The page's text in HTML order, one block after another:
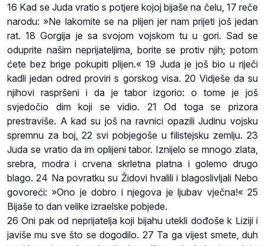
16 Kad se Juda vratio s potjere kojoj bijaše na čelu, 17 reče
narodu: »Ne lakomite se na plijen jer nam prijeti još jedan
rat. 18 Gorgija je sa svojom vojskom tu u gori. Sad se
oduprite našim neprijateljima, borite se protiv njih; potom
ćete bez brige pokupiti plijen.« 19 Juda je još bio u riječi
kadli jedan odred proviri s gorskog visa. 20 Vidješe da su
njihovi raspršeni i da je tabor izgorio: o tome je još
svjedočio dim koji se vidio. 21 Od toga se prizora
prestraviše. A kad su još na ravnici opazili Judinu vojsku
spremnu za boj, 22 svi pobjegoše u filistejsku zemlju. 23
Juda se vratio da im oplijeni tabor. Iznijelo se mnogo zlata,
srebra, modra i crvena skrletna platna i golemo drugo
blago. 24 Na povratku su Židovi hvalili i blagoslivljali Nebo
govoreći: »Ono je dobro i njegova je ljubav vječna!« 25
Bijaše to dan velike izraelske pobjede.
26 Oni pak od neprijatelja koji bijahu utekli dođoše k Liziji i
javiše mu sve što se dogodilo. 27 Ta ga vijest smete, duh